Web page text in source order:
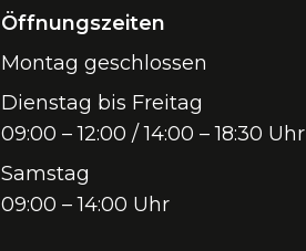
Öffnungszeiten
Montag geschlossen
Dienstag bis Freitag
09:00 – 12:00 / 14:00 – 18:30 Uhr
Samstag
09:00 – 14:00 Uhr